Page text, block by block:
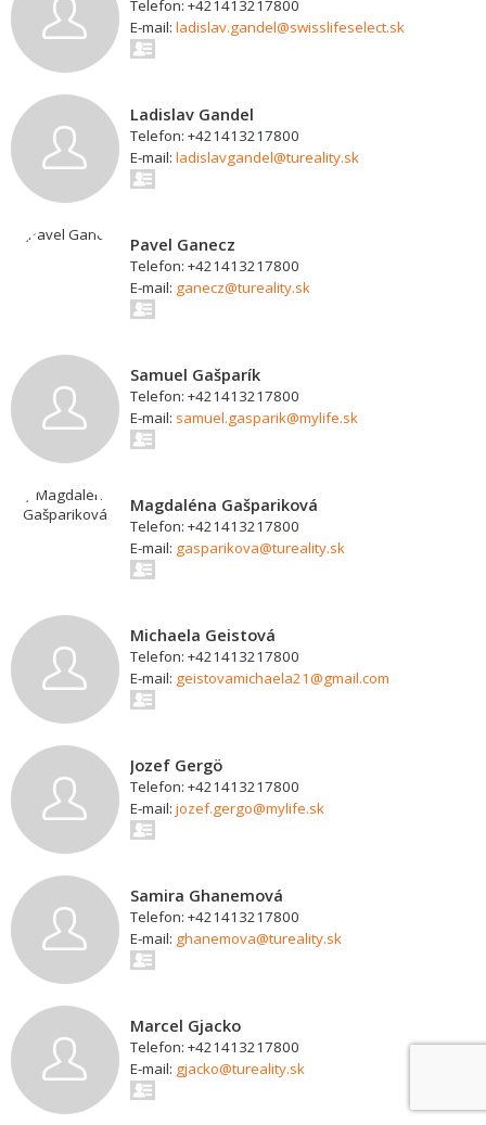
Telefon: +421413217800
E-mail: ladislav.gandel@swisslifeselect.sk
Ladislav Gandel
Telefon: +421413217800
E-mail: ladislavgandel@tureality.sk
Pavel Ganecz
Telefon: +421413217800
E-mail: ganecz@tureality.sk
Samuel Gašparík
Telefon: +421413217800
E-mail: samuel.gasparik@mylife.sk
Magdaléna Gašpariková
Telefon: +421413217800
E-mail: gasparikova@tureality.sk
Michaela Geistová
Telefon: +421413217800
E-mail: geistovamichaela21@gmail.com
Jozef Gergö
Telefon: +421413217800
E-mail: jozef.gergo@mylife.sk
Samira Ghanemová
Telefon: +421413217800
E-mail: ghanemova@tureality.sk
Marcel Gjacko
Telefon: +421413217800
E-mail: gjacko@tureality.sk